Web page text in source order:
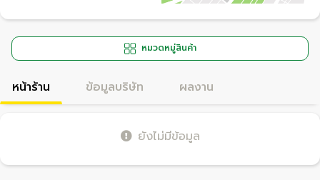
หมวดหมู่สินค้า
หน้าร้าน ข้อมูลบริษัท ผลงาน
ยังไม่มีข้อมูล